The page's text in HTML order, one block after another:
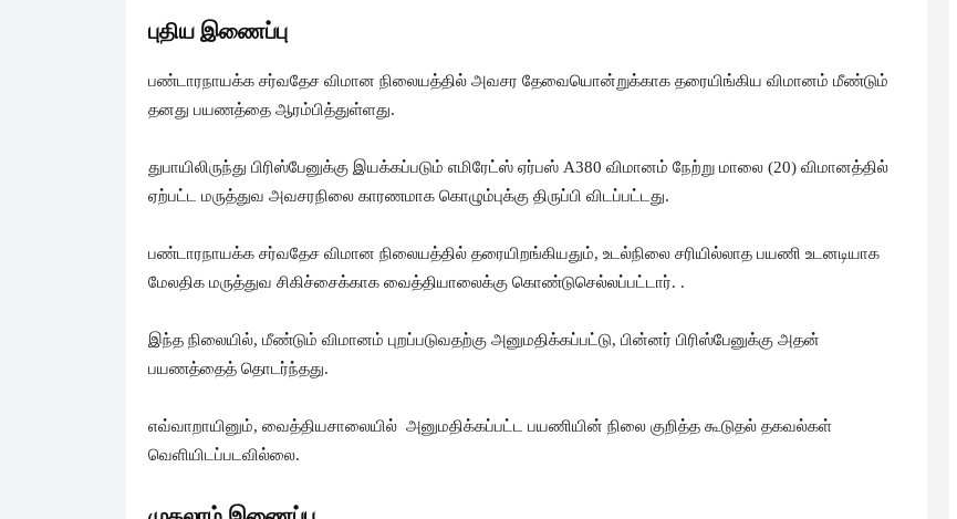
புதிய இணைப்பு
பண்டாரநாயக்க சர்வதேச விமான நிலையத்தில் அவசர தேவையொன்றுக்காக தரையிங்கிய விமானம் மீண்டும்
தனது பயணத்தை ஆரம்பித்துள்ளது.
துபாயிலிருந்து பிரிஸ்பேனுக்கு இயக்கப்படும் எமிரேட்ஸ் ஏர்பஸ் A380 விமானம் நேற்று மாலை (20) விமானத்தில்
ஏற்பட்ட மருத்துவ அவசரநிலை காரணமாக கொழும்புக்கு திருப்பி விடப்பட்டது.
பண்டாரநாயக்க சர்வதேச விமான நிலையத்தில் தரையிறங்கியதும், உடல்நிலை சரியில்லாத பயணி உடனடியாக
மேலதிக மருத்துவ சிகிச்சைக்காக வைத்தியாலைக்கு கொண்டுசெல்லப்பட்டார். .
இந்த நிலையில், மீண்டும் விமானம் புறப்படுவதற்கு அனுமதிக்கப்பட்டு, பின்னர் பிரிஸ்பேனுக்கு அதன்
பயணத்தைத் தொடர்ந்தது.
எவ்வாறாயினும், வைத்தியசாலையில் அனுமதிக்கப்பட்ட பயணியின் நிலை குறித்த கூடுதல் தகவல்கள்
வெளியிடப்படவில்லை.